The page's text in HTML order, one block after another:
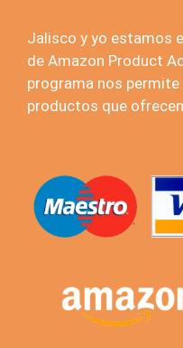
Jalisco y yo estamos
de Amazon Product
programa nos
productos que